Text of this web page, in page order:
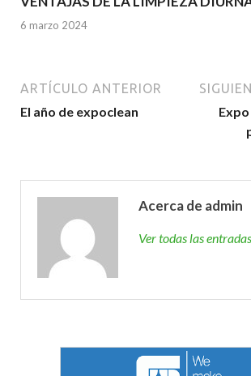
6 marzo 2024
ARTÍCULO ANTERIOR
El año de expoclean
Acerca de admin
Ver todas las